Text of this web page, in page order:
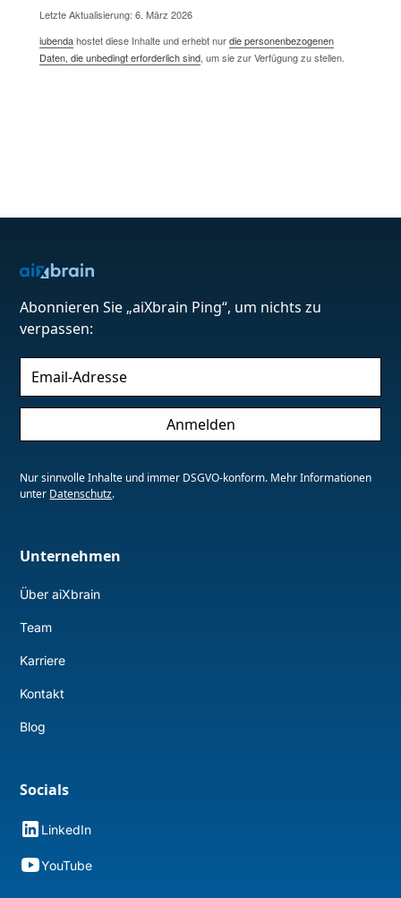
Letzte Aktualisierung: 6. März 2026
iubendahostet diese Inhalte und erhebt nurdie personenbezogenen
Daten, die unbedingt erforderlich sind , um sie zur Verfügung zu stellen.
Abonnieren Sie „aiXbrain Ping“, um nichts zu
verpassen:
Nur sinnvolle Inhalte und immer DSGVO-konform. Mehr Informationen
unter Datenschutz.
Unternehmen
Über aiXbrain
Team
Karriere
Kontakt
Blog
Socials
LinkedIn
YouTube